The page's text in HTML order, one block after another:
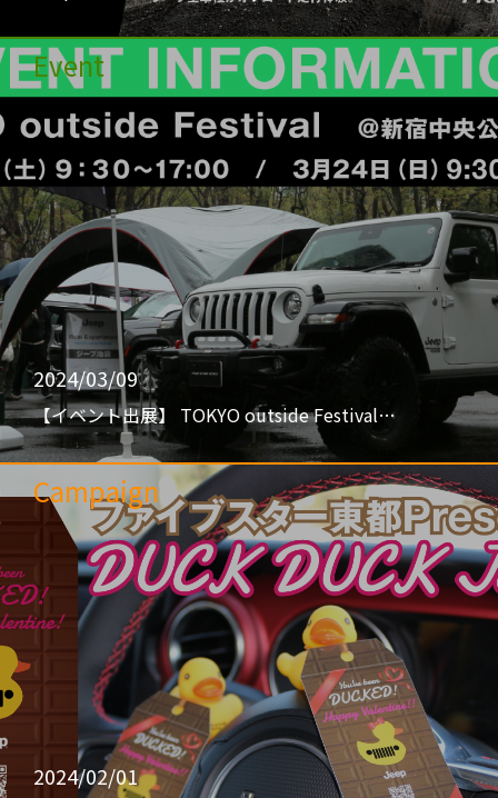
Event
2024/03/09
【イベント出展】 TOKYO outside Festival…
Campaign
2024/02/01